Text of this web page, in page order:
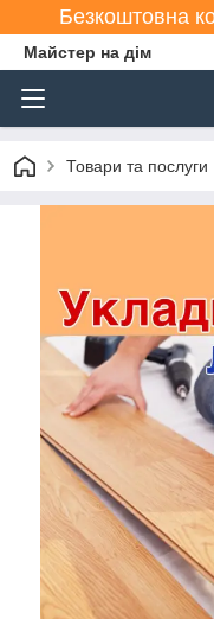
Безкоштовна
Майстер на дім
Товари та послуги